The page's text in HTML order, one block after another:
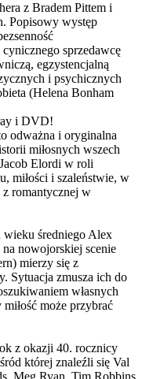
z Bradem Pittem i
Popisowy występ
sprzedawcę
egzystencjalną
i psychicznych
(Helena Bonham
i DVD!
odważna i oryginalna
miłosnych wszech
Elordi w roli
miłości i szaleństwie, w
z romantycznej w
wieku średniego Alex
nowojorskiej scenie
mierzy się z
Sytuacja zmusza ich do
własnych
może przybrać
z okazji 40. rocznicy
której znaleźli się Val
Meg Ryan, Tim Robbins